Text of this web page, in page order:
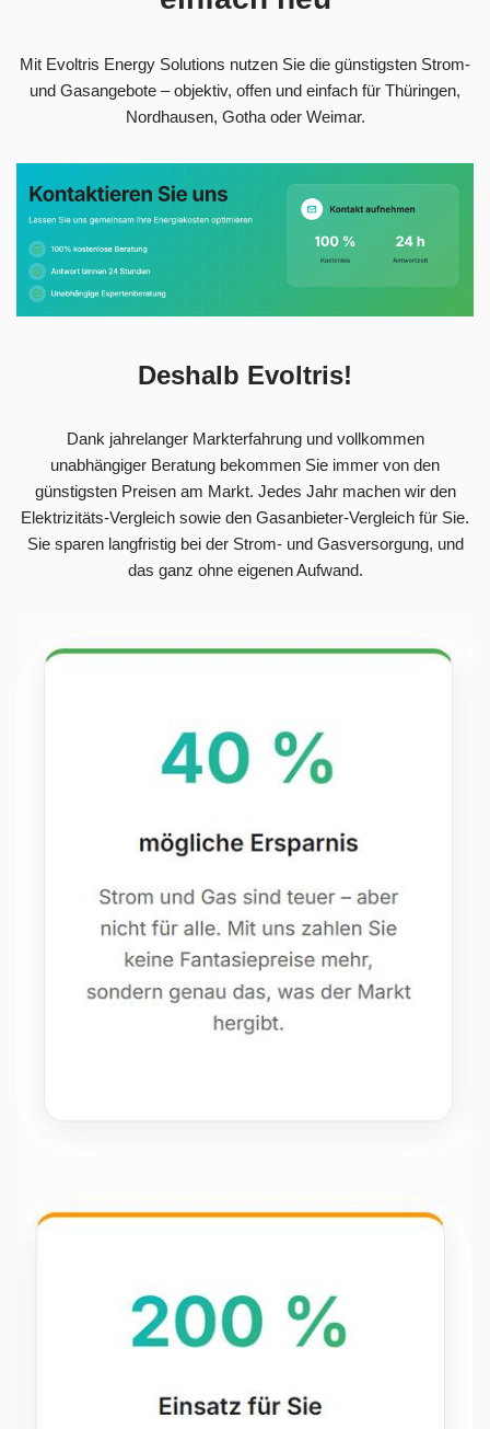
Mit Evoltris Energy Solutions nutzen Sie die günstigsten Strom-
und Gasangebote – objektiv, offen und einfach für Thüringen,
Nordhausen, Gotha oder Weimar.
Deshalb Evoltris!
Dank jahrelanger Markterfahrung und vollkommen
unabhängiger Beratung bekommen Sie immer von den
günstigsten Preisen am Markt. Jedes Jahr machen wir den
Elektrizitäts-Vergleich sowie den Gasanbieter-Vergleich für Sie.
Sie sparen langfristig bei der Strom- und Gasversorgung, und
das ganz ohne eigenen Aufwand.